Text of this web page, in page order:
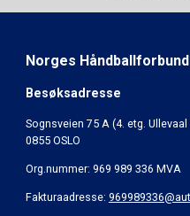
Norges Håndballforbund
Besøksadresse
Sognsveien 75 A (4. etg. Ullevaal
0855 OSLO
Org.nummer: 969 989 336 MVA
Fakturaadresse: